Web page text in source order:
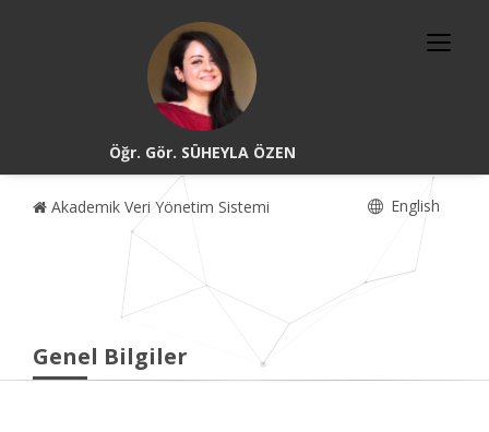
Öğr. Gör. SÜHEYLA ÖZEN
Akademik Veri Yönetim Sistemi English
Genel Bilgiler